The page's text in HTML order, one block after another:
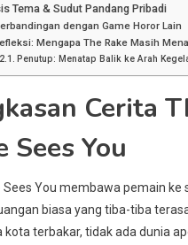
Tema & Sudut Pandang Pribadi
dengan Game Horor Lain
Mengapa The Rake Masih
Penutup: Menatap Balik ke Arah
Cerita
Sees You
Sees You membawa pemain ke
biasa yang tiba-tiba
kota terbakar, tidak ada dunia